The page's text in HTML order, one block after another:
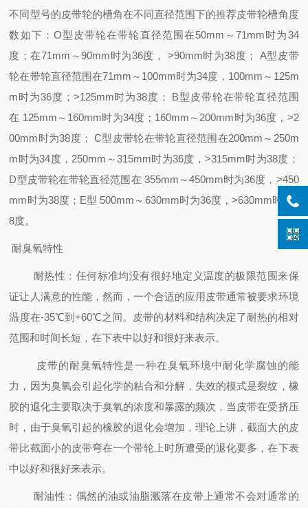
不同型号的皮带轮的槽角在不同直径范围下的推荐皮带轮槽角度
数如下：O型皮带轮在带轮直径范围在50mm～71mm时为34
度；在71mm～90mm时为36度， >90mm时为38度； A型皮带
轮在带轮直径范围在71mm～100mm时为34度，100mm～125m
m时为36度；>125mm时为38度； B型皮带轮在带轮直径范围
在 125mm～160mm时为34度；160mm～200mm时为36度，>2
00mm时为38度； C型皮带轮在带轮直径范围在200mm～250m
m时为34度，250mm～315mm时为36度，>315mm时为38度；
D型皮带轮在带轮直径范围在 355mm～450mm时为36度，>450
mm时为38度；E型 500mm～630mm时为36度，>630mm时为3
8度。
耐臭氧特性
耐热性：任何标准均没有很好地定义温度的极限范围来保
证让人满意的性能，然而，一个合适的应用皮带通常被要求环境
温度在-35℃到+60℃之间。皮带的材料和结构决定了耐热的相对
范围和时间长短，在下表中以好和很好来表示。
皮带的耐臭氧特性是一种在臭氧环境中耐化学腐蚀的能
力，因为臭氧会引起化学的粘合和分解，失效的模式是裂纹，橡
胶的退化主要取决于臭氧的浓度和暴露的频次，当皮带在受挤压
时，由于臭氧引起的橡胶的退化会增加，理论上讲，截面大的皮
带比截面小的皮带弯在一个带轮上时所遭受的退化要多，在下表
中以好和很好来表示。
耐油性：偶然的油或油脂溅落在皮带上通常不会对通常的